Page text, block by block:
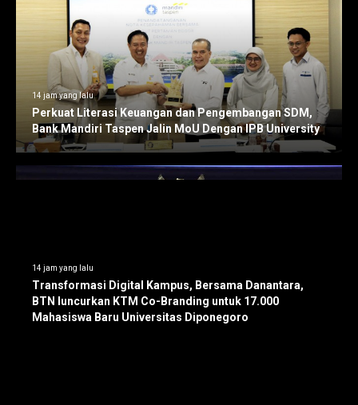
14 jam yang lalu
Perkuat Literasi Keuangan dan Pengembangan SDM,
Bank Mandiri Taspen Jalin MoU Dengan IPB University
14 jam yang lalu
Transformasi Digital Kampus, Bersama Danantara,
BTN luncurkan KTM Co-Branding untuk 17.000
Mahasiswa Baru Universitas Diponegoro